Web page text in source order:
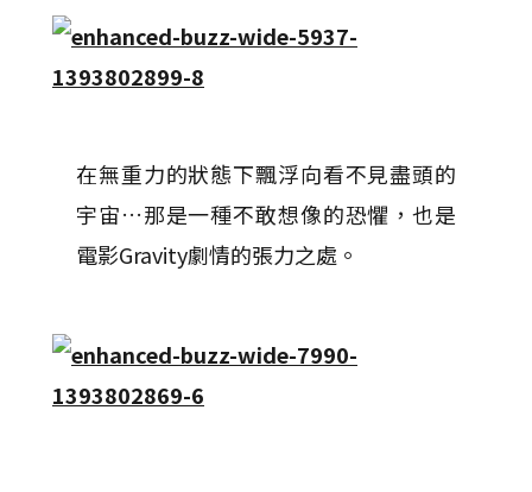
在無重力的狀態下飄浮向看不見盡頭的
宇宙…那是一種不敢想像的恐懼，也是
電影Gravity劇情的張力之處。